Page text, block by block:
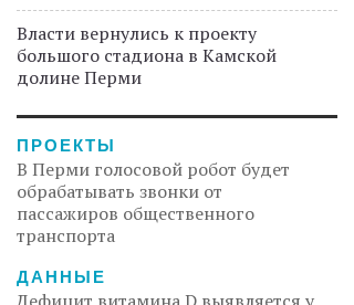
Власти вернулись к проекту
большого стадиона в Камской
долине Перми
ПРОЕКТЫ
В Перми голосовой робот будет
обрабатывать звонки от
пассажиров общественного
транспорта
ДАННЫЕ